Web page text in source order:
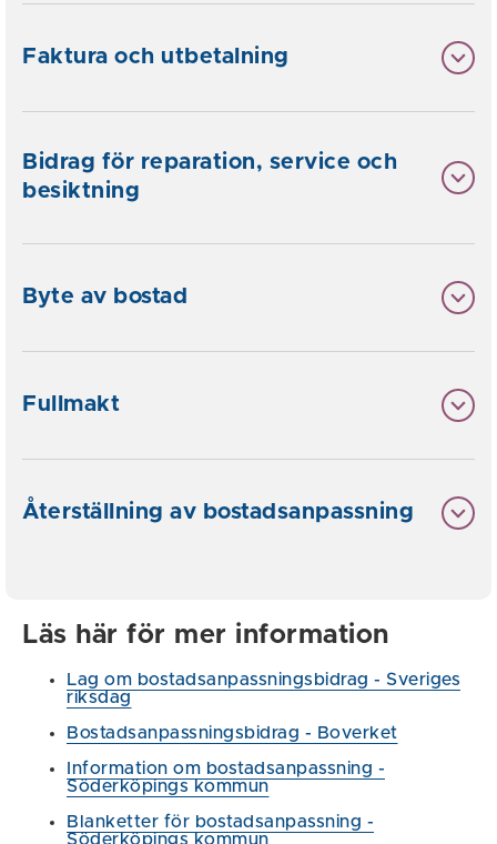
Faktura och utbetalning
Bidrag för reparation, service och
besiktning
Byte av bostad
Fullmakt
Återställning av bostadsanpassning
Läs här för mer information
Lag om bostadsanpassningsbidrag - Sveriges
riksdag
Bostadsanpassningsbidrag - Boverket
Information om bostadsanpassning -
Söderköpings kommun
Blanketter för bostadsanpassning -
Söderköpings kommun